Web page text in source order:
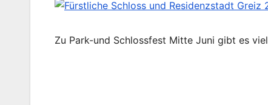
Zu Park-und Schlossfest Mitte Juni gibt es